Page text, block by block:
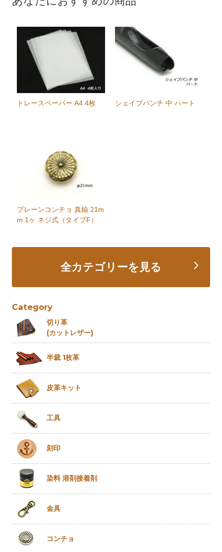
トレースペーパー A4 4枚 シェイプパンチ 中 ハート
プレーンコンチョ 真鍮 21m
m 1ヶ ネジ式（タイプF）
全カテゴリーを見る
Category
切り革
(カットレザー)
半裁 1枚革
皮革キット
工具
刻印
染料 溶剤接着剤
金具
コンチョ